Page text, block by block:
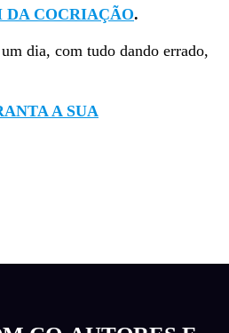
DA COCRIAÇÃO.
dia, com tudo dando errado,
A SUA